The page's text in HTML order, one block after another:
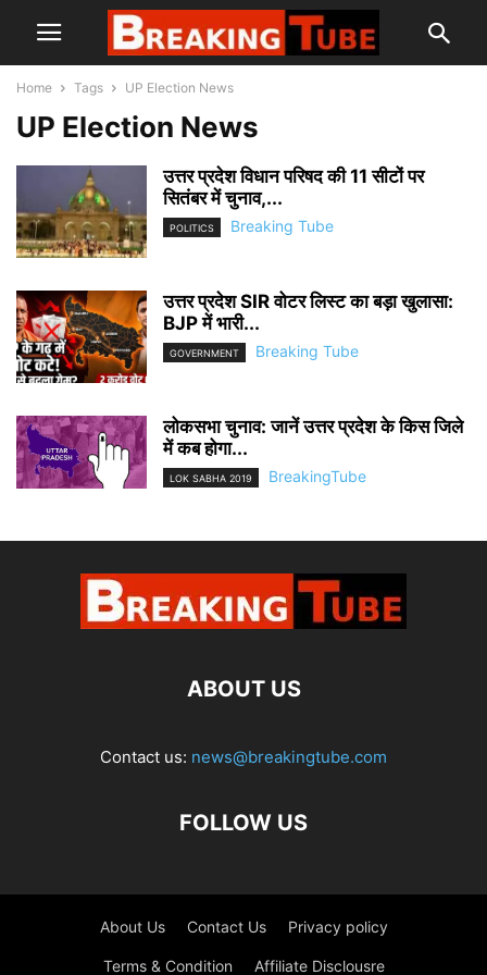
Home Tags UP Election News
UP Election News
उत्तर प्रदेश विधान परिषद की 11 सीटों पर
सितंबर में चुनाव,...
POLITICS Breaking Tube
उत्तर प्रदेश SIR वोटर लिस्ट का बड़ा खुलासा:
BJP में भारी...
GOVERNMENT Breaking Tube
लोकसभा चुनाव: जानें उत्तर प्रदेश के किस जिले
में कब होगा...
LOK SABHA 2019 BreakingTube
ABOUT US
Contact us: news@breakingtube.com
FOLLOW US
About Us Contact Us Privacy policy
Terms & Condition Affiliate Disclousre